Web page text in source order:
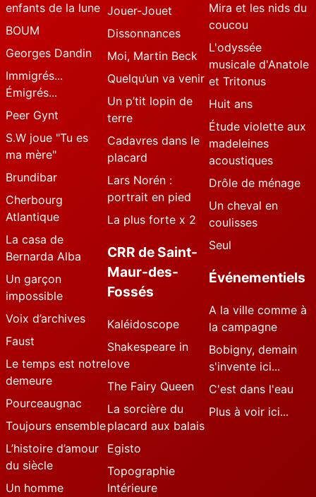
enfants de la lune
BOUM
Georges Dandin
Immigrés...
Émigrés...
Peer Gynt
S.W joue "Tu es
ma mère"
Brundibar
Cherbourg
Atlantique
La casa de
Bernarda Alba
Un garçon
impossible
Voix d’archives
Faust
Le temps est notre
demeure
Pourceaugnac
Toujours ensemble
L’histoire d’amour
du siècle
Un homme
Jouer-Jouet
Dissonnances
Moi, Martin Beck
Quelqu’un va venir
Un p’tit lopin de
terre
Cadavres dans le
placard
Lars Norén :
portrait en pied
La plus forte x 2
CRR de Saint-
Maur-des-
Fossés
Kaléidoscope
Shakespeare in
love
The Fairy Queen
La sorcière du
placard aux balais
Egisto
Topographie
Intérieure
Mira et les nids du
coucou
L'odyssée
musicale d'Anatole
et Tritonus
Huit ans
Étude violette aux
madeleines
acoustiques
Drôle de ménage
Un cheval en
coulisses
Seul
Événementiels
A la ville comme à
la campagne
Bobigny, demain
s'invente ici...
C'est dans l'eau
Plus à voir ici...